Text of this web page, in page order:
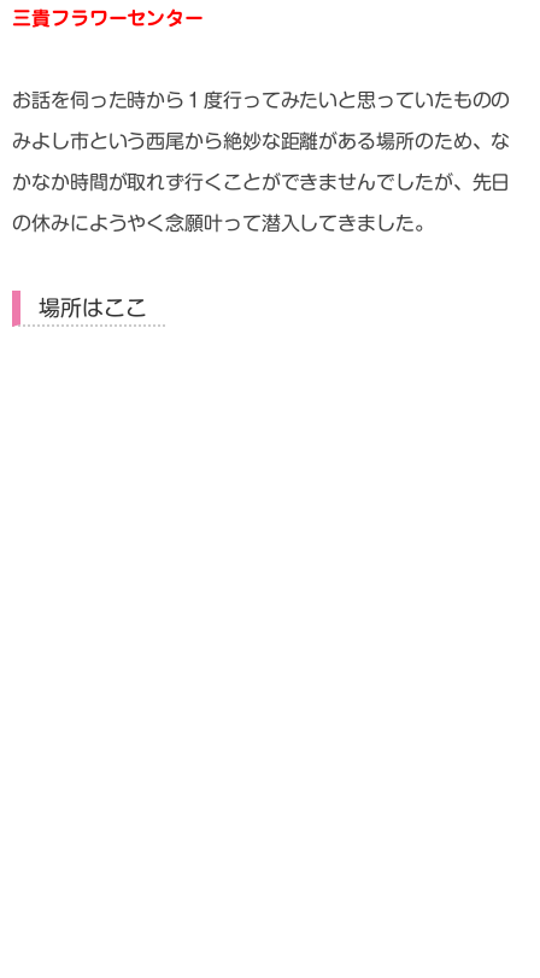
三貴フラワーセンター
お話を伺った時から１度行ってみたいと思っていたものの
みよし市という西尾から絶妙な距離がある場所のため、な
かなか時間が取れず行くことができませんでしたが、先日
の休みにようやく念願叶って潜入してきました。
場所はここ